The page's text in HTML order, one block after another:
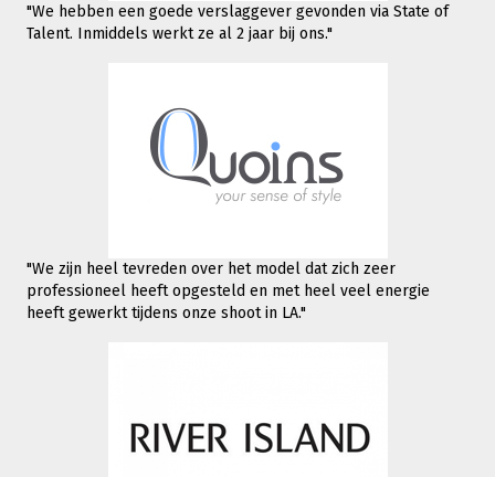
"We hebben een goede verslaggever gevonden via State of
Talent. Inmiddels werktze al 2 jaar bij ons."
"We zijn heel tevreden over het model dat zich zeer
professioneel heeft opgesteld en met heel veel energie
heeft gewerkt tijdens onze shoot in LA."